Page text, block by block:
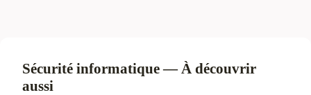
Sécurité informatique — À découvrir
aussi